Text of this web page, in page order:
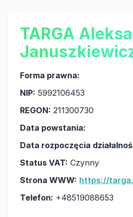
TARGA
Forma prawna:
NIP: 5992106453
REGON: 211300730
Data powstania:
Data rozpoczęcia
Status VAT: Czynny
Strona WWW: https://
Telefon: +48519088653